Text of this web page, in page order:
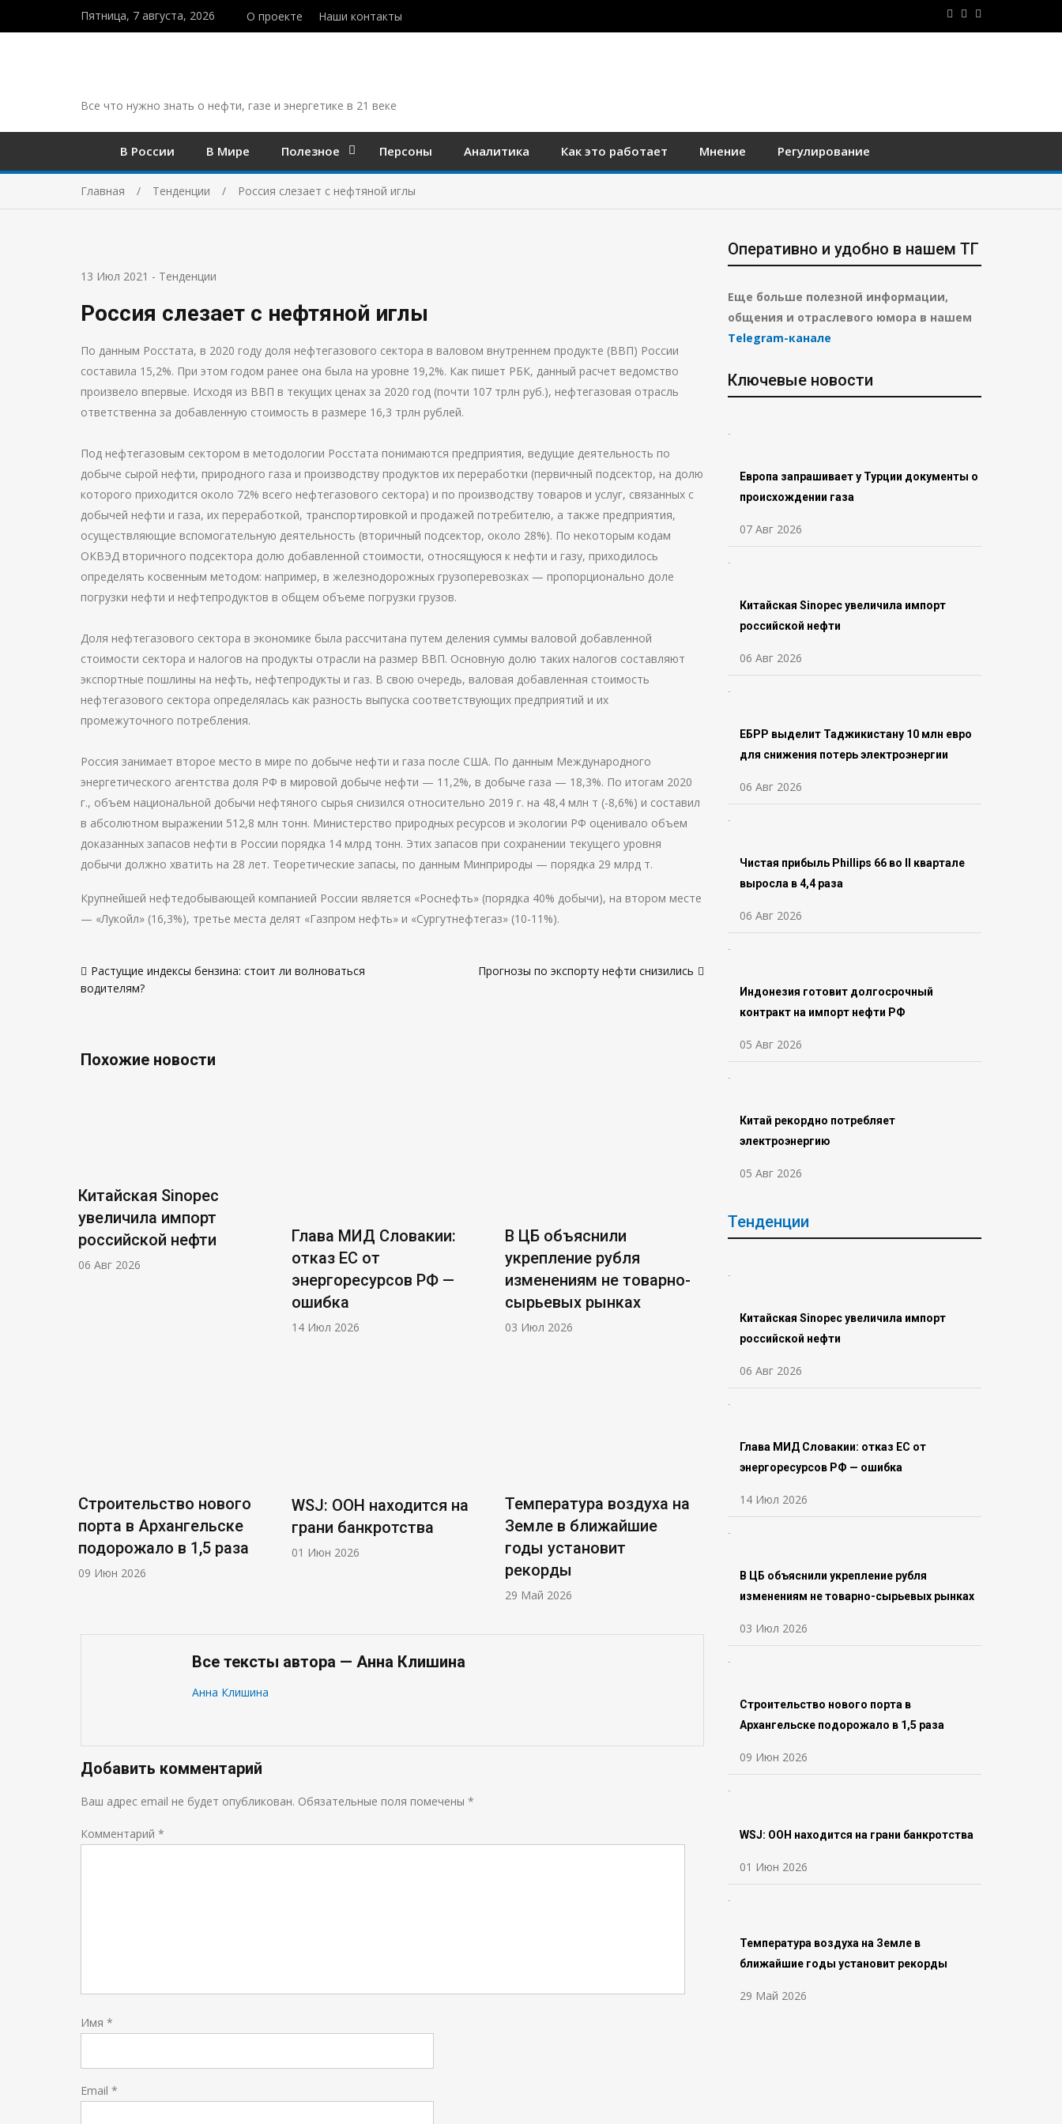
Пятница, 7 августа, 2026 О проекте Наши контакты
Все что нужно знать о нефти, газе и энергетике в 21 веке
В России В Мире Полезное Персоны Аналитика Как это работает Мнение Регулирование
Главная Тенденции Россия слезает с нефтяной иглы
13 Июл 2021 - Тенденции
Россия слезает с нефтяной иглы
По данным Росстата, в 2020 году доля нефтегазового сектора в валовом внутреннем продукте (ВВП) России
составила 15,2%. При этом годом ранее она была на уровне 19,2%. Как пишет РБК, данный расчет ведомство
произвело впервые. Исходя из ВВП в текущих ценах за 2020 год (почти 107 трлн руб.), нефтегазовая отрасль
ответственна за добавленную стоимость в размере 16,3 трлн рублей.
Под нефтегазовым сектором в методологии Росстата понимаются предприятия, ведущие деятельность по
добыче сырой нефти, природного газа и производству продуктов их переработки (первичный подсектор, на долю
которого приходится около 72% всего нефтегазового сектора) и по производству товаров и услуг, связанных с
добычей нефти и газа, их переработкой, транспортировкой и продажей потребителю, а также предприятия,
осуществляющие вспомогательную деятельность (вторичный подсектор, около 28%). По некоторым кодам
ОКВЭД вторичного подсектора долю добавленной стоимости, относящуюся к нефти и газу, приходилось
определять косвенным методом: например, в железнодорожных грузоперевозках — пропорционально доле
погрузки нефти и нефтепродуктов в общем объеме погрузки грузов.
Доля нефтегазового сектора в экономике была рассчитана путем деления суммы валовой добавленной
стоимости сектора и налогов на продукты отрасли на размер ВВП. Основную долю таких налогов составляют
экспортные пошлины на нефть, нефтепродукты и газ. В свою очередь, валовая добавленная стоимость
нефтегазового сектора определялась как разность выпуска соответствующих предприятий и их
промежуточного потребления.
Россия занимает второе место в мире по добыче нефти и газа после США. По данным Международного
энергетического агентства доля РФ в мировой добыче нефти — 11,2%, в добыче газа — 18,3%. По итогам 2020
г., объем национальной добычи нефтяного сырья снизился относительно 2019 г. на 48,4 млн т (-8,6%) и составил
в абсолютном выражении 512,8 млн тонн. Министерство природных ресурсов и экологии РФ оценивало объем
доказанных запасов нефти в России порядка 14 млрд тонн. Этих запасов при сохранении текущего уровня
добычи должно хватить на 28 лет. Теоретические запасы, по данным Минприроды — порядка 29 млрд т.
Крупнейшей нефтедобывающей компанией России является «Роснефть» (порядка 40% добычи), на втором месте
— «Лукойл» (16,3%), третье места делят «Газпром нефть» и «Сургутнефтегаз» (10-11%).
поРастущие индексы бензина: стоит ли волноваться
водителям?
Прогнозы по экспорту нефти снизились
Похожие новости
Китайская Sinopec
увеличила импорт
российской нефти
06 Авг 2026
Глава МИД Словакии:
отказ ЕС от
энергоресурсов РФ —
ошибка
14 Июл 2026
В ЦБ объяснили
укрепление рубля
изменениям не товарно-
сырьевых рынках
03 Июл 2026
Строительство нового
порта в Архангельске
подорожало в 1,5 раза
09 Июн 2026
WSJ: ООН находится на
грани банкротства
01 Июн 2026
Температура воздуха на
Земле в ближайшие
годы установит
рекорды
29 Май 2026
Все тексты автора — Анна Клишина
Анна Клишина
Добавить комментарий
Ваш адрес email не будет опубликован. Обязательные поля помечены *
Комментарий *
Имя *
Email *
Оперативно и удобно в нашем ТГ
Еще больше полезной информации,
общения и отраслевого юмора в нашем
Telegram-канале
Ключевые новости
Европа запрашивает у Турции документы о
происхождении газа
07 Авг 2026
Китайская Sinopec увеличила импорт
российской нефти
06 Авг 2026
ЕБРР выделит Таджикистану 10 млн евро
для снижения потерь электроэнергии
06 Авг 2026
Чистая прибыль Phillips 66 во ll квартале
выросла в 4,4 раза
06 Авг 2026
Индонезия готовит долгосрочный
контракт на импорт нефти РФ
05 Авг 2026
Китай рекордно потребляет
электроэнергию
05 Авг 2026
Тенденции
Китайская Sinopec увеличила импорт
российской нефти
06 Авг 2026
Глава МИД Словакии: отказ ЕС от
энергоресурсов РФ — ошибка
14 Июл 2026
В ЦБ объяснили укрепление рубля
изменениям не товарно-сырьевых рынках
03 Июл 2026
Строительство нового порта в
Архангельске подорожало в 1,5 раза
09 Июн 2026
WSJ: ООН находится на грани банкротства
01 Июн 2026
Температура воздуха на Земле в
ближайшие годы установит рекорды
29 Май 2026